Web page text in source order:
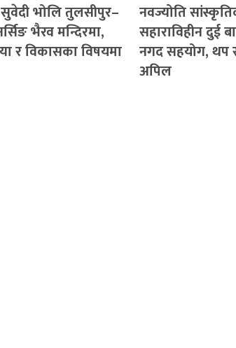
भोलि तुलसीपुर–
भैरव मन्दिरमा,
र विकासका विषयमा
नवज्योति
सहाराविहीन दुई
नगद सहयोग, थप
अपिल